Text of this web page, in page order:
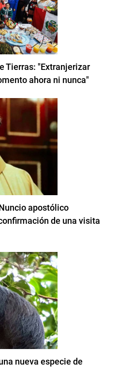
Tierras: "Extranjerizar
ahora ni nunca"
apostólico
de una visita
nueva especie de